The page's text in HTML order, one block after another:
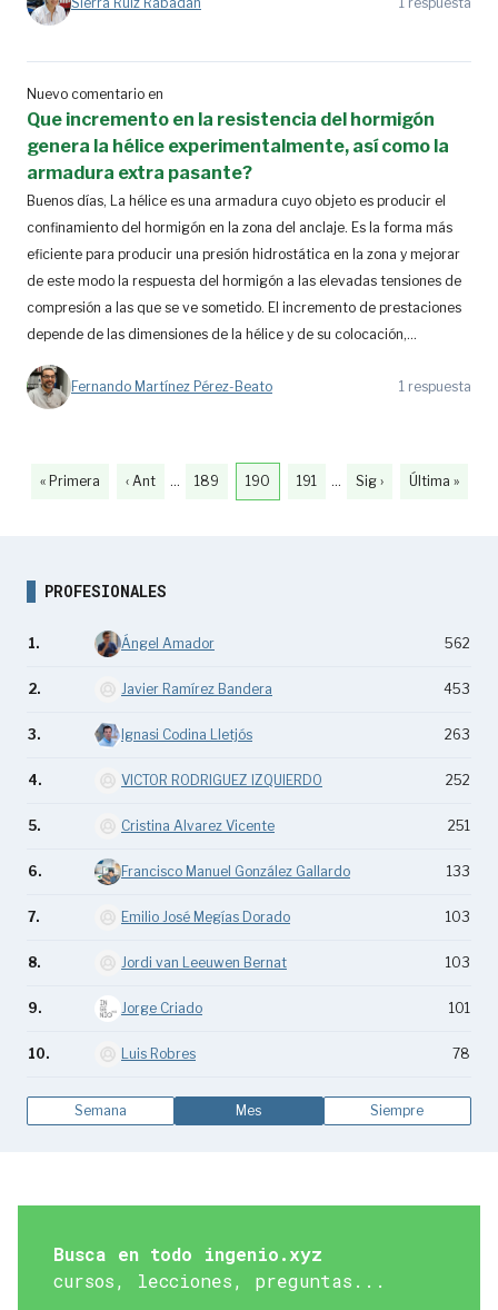
Nuevo comentario en
Que incremento en la resistencia del hormigón
genera la hélice experimentalmente, así como la
armadura extra pasante?
Buenos días, La hélice es una armadura cuyo objeto es producir el
confinamiento del hormigón en la zona del anclaje. Es la forma más
eficiente para producir una presión hidrostática en la zona y mejorar
de este modo la respuesta del hormigón a las elevadas tensiones de
compresión a las que se ve sometido. El incremento de prestaciones
depende de las dimensiones de la hélice y de su colocación,...
Fernando Martínez Pérez-Beato 1 respuesta
« Primera ‹ Ant … 189 190 191 … Sig › Última »
PROFESIONALES
1. Ángel Amador 562
2. Javier Ramírez Bandera 453
3. Ignasi Codina Lletjós 263
4. VICTOR RODRIGUEZ IZQUIERDO 252
5. Cristina Alvarez Vicente 251
6. Francisco Manuel González Gallardo 133
7. Emilio José Megías Dorado 103
8. Jordi van Leeuwen Bernat 103
9. Jorge Criado 101
10. Luis Robres 78
Semana Mes Siempre
Busca en todo ingenio.xyz
cursos, lecciones, preguntas...